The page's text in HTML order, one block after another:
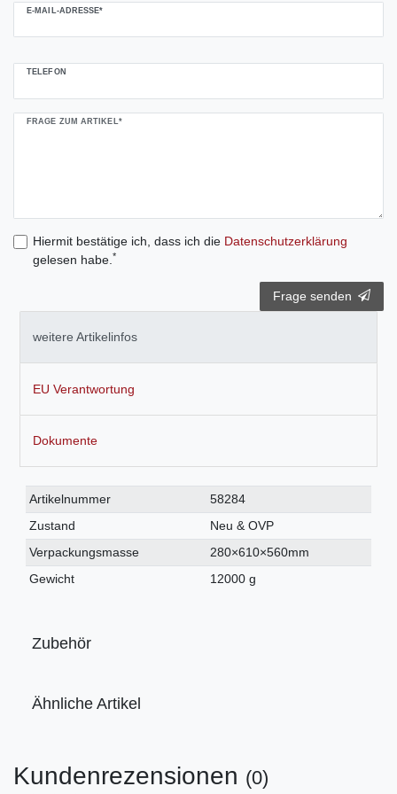
E-MAIL-ADRESSE*
TELEFON
FRAGE ZUM ARTIKEL*
Hiermit bestätige ich, dass ich die Daten­schutz­erklärung
gelesen habe. *
Frage senden
weitere Artikelinfos
EU Verantwortung
Dokumente
Technisches
Merkmal
Wert
Artikelnummer
58284
Zustand
Neu & OVP
Verpackungsmasse
280×610×560mm
Gewicht
12000 g
Zubehör
Ähnliche Artikel
Kundenrezensionen (0)